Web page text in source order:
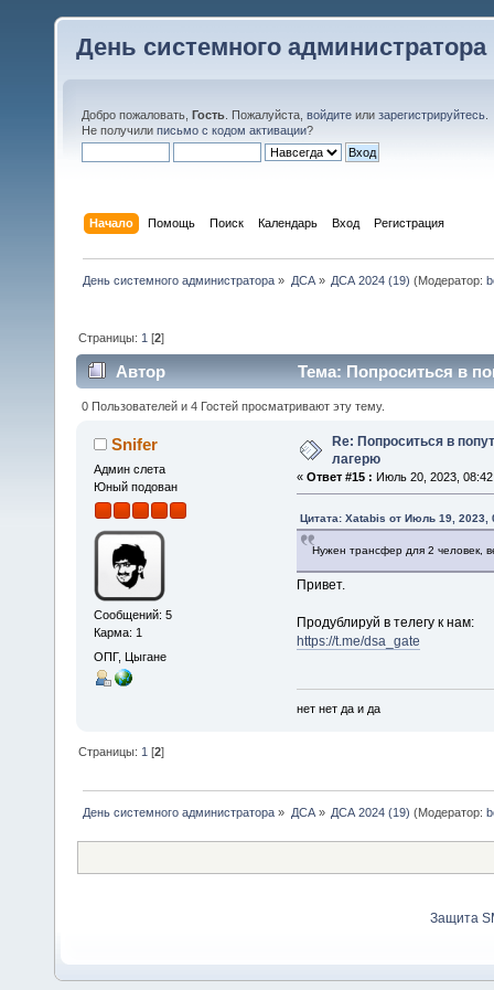
День системного администратора
Добро пожаловать, Гость . Пожалуйста, войдите или зарегистрируйтесь
Не получили письмо с кодом активации?
Начало Помощь Поиск Календарь Вход Регистрация
День системного администратора » ДСА» ДСА 2024 (19) (Модератор:
Страницы: 1 [2]
Автор Тема: Попроситься в
0 Пользователей и 4 Гостей просматривают эту тему.
Snifer
Админ слета
Юный подован
Сообщений: 5
Карма: 1
ОПГ, Цыгане
Re: Попроситься в
лагерю
« Ответ #15 : Июль 20, 2023,
Цитата: Xatabis от Июль 19, 2023,
Нужен трансфер для 2 человек,
Привет.
Продублируй в телегу к нам:
https://t.me/dsa_gate
нет нет да и да
Страницы: 1 [2]
День системного администратора » ДСА» ДСА 2024 (19) (Модератор:
Защита